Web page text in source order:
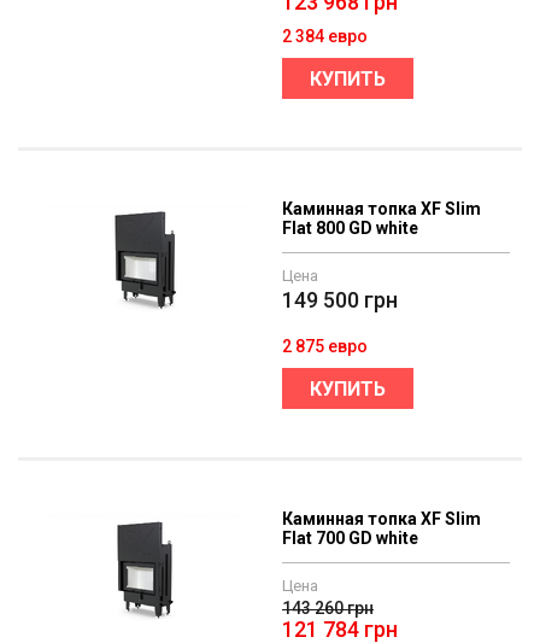
2 384 евро
КУПИТЬ
Каминная топка XF Slim
Flat 800 GD white
Цена
149 500 грн
2 875 евро
КУПИТЬ
Каминная топка XF Slim
Flat 700 GD white
Цена
143 260грн
121 784 грн